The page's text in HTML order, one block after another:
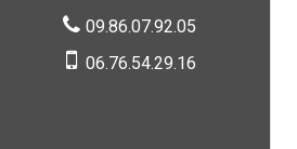
09.86.07.92.05
06.76.54.29.16